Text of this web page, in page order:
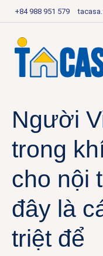
+84 988 951 579
Người
trong
cho nội
đây là
triệt để